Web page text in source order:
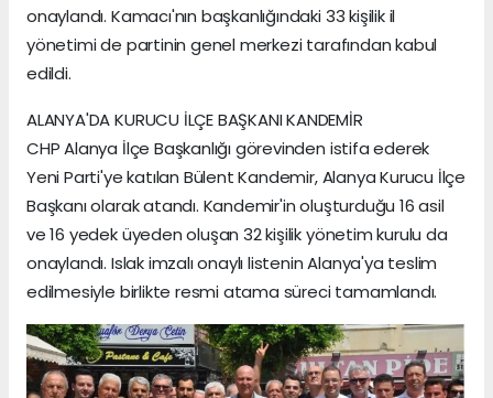
onaylandı. Kamacı'nın başkanlığındaki 33 kişilik il
yönetimi de partinin genel merkezi tarafından kabul
edildi.
ALANYA'DA KURUCU İLÇE BAŞKANI KANDEMİR
CHP Alanya İlçe Başkanlığı görevinden istifa ederek
Yeni Parti'ye katılan Bülent Kandemir, Alanya Kurucu İlçe
Başkanı olarak atandı. Kandemir'in oluşturduğu 16 asil
ve 16 yedek üyeden oluşan 32 kişilik yönetim kurulu da
onaylandı. Islak imzalı onaylı listenin Alanya'ya teslim
edilmesiyle birlikte resmi atama süreci tamamlandı.